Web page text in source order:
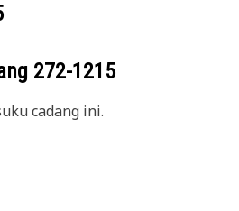
272-1215
cadang ini.